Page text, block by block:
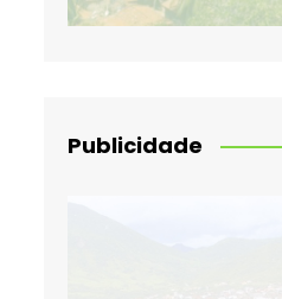
Publicidade